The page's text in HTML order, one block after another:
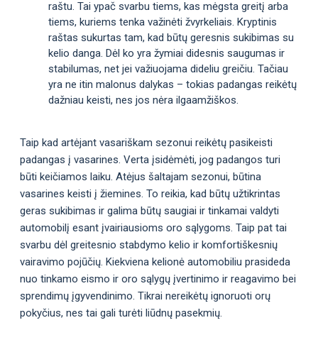
raštu. Tai ypač svarbu tiems, kas mėgsta greitį arba
tiems, kuriems tenka važinėti žvyrkeliais. Kryptinis
raštas sukurtas tam, kad būtų geresnis sukibimas su
kelio danga. Dėl ko yra žymiai didesnis saugumas ir
stabilumas, net jei važiuojama dideliu greičiu. Tačiau
yra ne itin malonus dalykas – tokias padangas reikėtų
dažniau keisti, nes jos nėra ilgaamžiškos.
Taip kad artėjant vasariškam sezonui reikėtų pasikeisti
padangas į vasarines. Verta įsidėmėti, jog padangos turi
būti keičiamos laiku. Atėjus šaltajam sezonui, būtina
vasarines keisti į žiemines. To reikia, kad būtų užtikrintas
geras sukibimas ir galima būtų saugiai ir tinkamai valdyti
automobilį esant įvairiausioms oro sąlygoms. Taip pat tai
svarbu dėl greitesnio stabdymo kelio ir komfortiškesnių
vairavimo pojūčių. Kiekviena kelionė automobiliu prasideda
nuo tinkamo eismo ir oro sąlygų įvertinimo ir reagavimo bei
sprendimų įgyvendinimo. Tikrai nereikėtų ignoruoti orų
pokyčius, nes tai gali turėti liūdnų pasekmių.